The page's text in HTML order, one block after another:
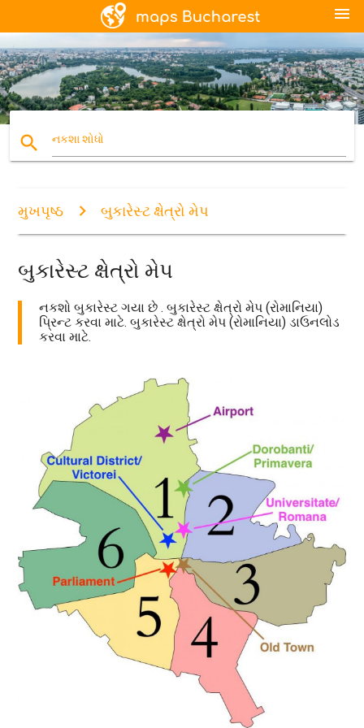
menu
search નકશા શોધો
મુખપૃષ્ઠ બુકારેસ્ટ ક્ષેત્રો મેપ
બુકારેસ્ટ ક્ષેત્રો મેપ
નકશો બુકારેસ્ટ ગયા છે . બુકારેસ્ટ ક્ષેત્રો મેપ (રોમાનિયા)
પ્રિન્ટ કરવા માટે. બુકારેસ્ટ ક્ષેત્રો મેપ (રોમાનિયા) ડાઉનલોડ
કરવા માટે.